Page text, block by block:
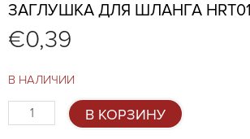
ЗАГЛУШКА ДЛЯ ШЛАНГА HRT01
€0,39
В НАЛИЧИИ
Количество
товара
В КОРЗИНУ